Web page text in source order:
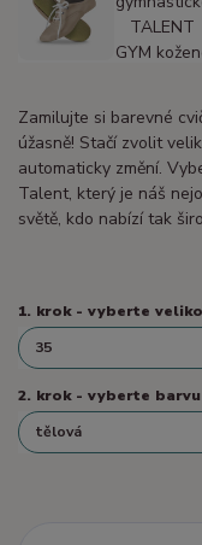
Zamilujte si barevné
úžasně! Stačí zvolit
automaticky změní.
Talent, který je náš
světě, kdo nabízí tak
1. krok - vyberte
2. krok - vyberte barvu